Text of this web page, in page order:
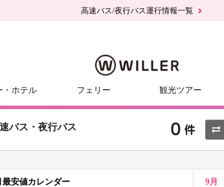
高速バス/夜行バス運行情報一覧
・ホテル フェリー 観光ツアー
バス・夜行バス
最安値カレンダー 9月